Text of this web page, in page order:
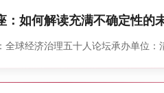
：如何解读充满不确定性的
全球经济治理五十人论坛 承办单位